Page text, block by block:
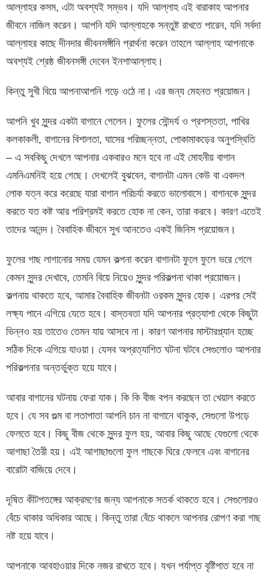
আল্লাহর কসম, এটা অবশ্যই সম্ভব। যদি আল্লাহ এই বারাকাহ আপনার
জীবনে নাজিল করেন। আপনি যদি আল্লাহকে সন্তুষ্ট রাখতে পারেন, যদি সর্বদা
আল্লাহর কাছে দীনদার জীবনসঙ্গীনি প্রার্থনা করেন তাহলে আল্লাহ আপনাকে
অবশ্যই শ্রেষ্ঠ জীবনসঙ্গী দেবেন ইনশাআল্লাহ।
কিন্তু সুখী বিয়ে আপনাআপনি গড়ে ওঠে না। এর জন্য মেহনত প্রয়োজন।
আপনি খুব সুন্দর একটা বাগানে গেলেন। ফুলের সৌন্দর্য ও প্রশস্ততা, পাখির
কলকাকলী, বাগানের বিশালতা, ঘাসের পরিচ্ছন্নতা, পোকামাকড়ের অনুপস্থিতি
– এ সবকিছু দেখলে আপনার একবারও মনে হবে না এই মোহনীয় বাগান
এমনিএমনিই হয়ে গেছে। দেখলেই বুঝবেন, বাগানটা এমন কেউ বা একদল
লোক যত্ন করে করেছে যারা বাগান পরিচর্যা করতে ভালোবাসে। বাগানকে সুন্দর
করতে যত কষ্ট আর পরিশ্রমই করতে হোক না কেন, তারা করবে। কারণ এতেই
তাদের আনন্দ। বৈবাহিক জীবনে সুখ আনতেও একই জিনিস প্রয়োজন।
ফুলের গাছ লাগানোর সময় যেমন কল্পনা করেন বাগানটা ফুলে ফুলে ভরে গেলে
কেমন সুন্দর দেখাবে, তেমনি বিয়ে নিয়েও সুন্দর পরিকল্পনা থাকা প্রয়োজন।
কল্পনায় থাকতে হবে, আমার বৈবাহিক জীবনটা ওরকম সুন্দর হোক। এরপর সেই
লক্ষ্য পানে এগিয়ে যেতে হবে। বাস্তবতা যদি আপনার প্রত্যাশা থেকে কিছুটা
ভিন্নও হয় তাতেও তেমন যায় আসবে না। কারণ আপনার মাস্টারপ্ল্যান হচ্ছে
সঠিক দিকে এগিয়ে যাওয়া। যেসব অপ্রত্যাশিত ঘটনা ঘটবে সেগুলোও আপনার
পরিকল্পনার অন্তর্ভুক্ত হয়ে যাবে।
আবার বাগানের ঘটনায় ফেরা যাক। কি কি বীজ বপন করছেন তা খেয়াল করতে
হবে। যে সব গুল্ম বা লতাপাতা আপনি চান না বাগানে থাকুক, সেগুলো উপড়ে
ফেলতে হবে। কিছু বীজ থেকে সুন্দর ফুল হয়, আবার কিছু আছে যেগুলো থেকে
আগাছা তৈরী হয়। এই আগাছাগুলো ফুল গাছকে ঘিরে ফেলবে এবং বাগানের
বারোটা বাজিয়ে দেবে।
দূষিত কীটপতঙ্গের আক্রমণের জন্য আপনাকে সতর্ক থাকতে হবে। সেগুলোরও
বেঁচে থাকার অধিকার আছে। কিন্তু তারা বেঁচে থাকলে আপনার রোপণ করা গাছ
নষ্ট হয়ে যাবে।
আপনাকে আবহাওয়ার দিকে নজর রাখতে হবে। যখন পর্যাপ্ত বৃষ্টিপাত হবে না